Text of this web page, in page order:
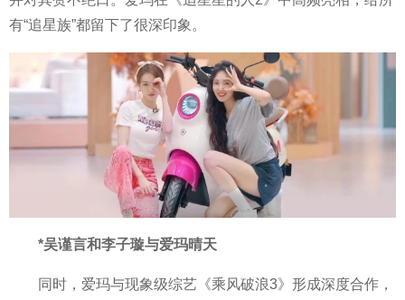
有“追星族”都留下了很深印象。
*吴谨言和李子璇与爱玛晴天
同时，爱玛与现象级综艺《乘风破浪3》形成深度合作，